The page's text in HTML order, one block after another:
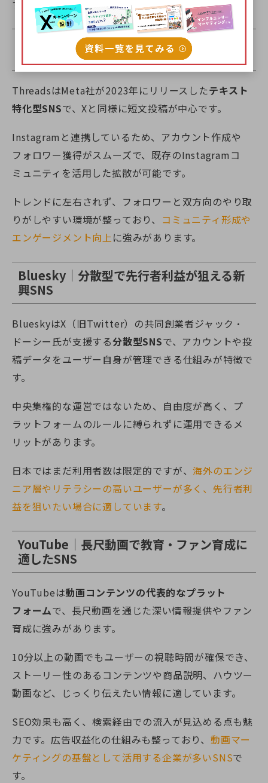
す。
Threads｜テキストベースでエンゲージメ
ントを高めやすいSNS
ThreadsはMeta社が2023年にリリースしたテキスト
特化型SNSで、Xと同様に短文投稿が中心です。
Instagramと連携しているため、アカウント作成や
フォロワー獲得がスムーズで、既存のInstagramコ
ミュニティを活用した拡散が可能です。
トレンドに左右されず、フォロワーと双方向のやり取
りがしやすい環境が整っており、 コミュニティ形成や
エンゲージメント向上に強みがあります。
Bluesky｜分散型で先行者利益が狙える新
興SNS
BlueskyはX（旧Twitter）の共同創業者ジャック・
ドーシー氏が支援する分散型SNSで、アカウントや投
稿データをユーザー自身が管理できる仕組みが特徴で
す。
中央集権的な運営ではないため、自由度が高く、プ
ラットフォームのルールに縛られずに運用できるメ
リットがあります。
日本ではまだ利用者数は限定的ですが、 海外のエンジ
ニア層やリテラシーの高いユーザーが多く、先行者利
益を狙いたい場合に適しています。
YouTube｜長尺動画で教育・ファン育成に
適したSNS
YouTubeは動画コンテンツの代表的なプラット
フォームで、長尺動画を通じた深い情報提供やファン
育成に強みがあります。
10分以上の動画でもユーザーの視聴時間が確保でき、
ストーリー性のあるコンテンツや商品説明、ハウツー
動画など、じっくり伝えたい情報に適しています。
SEO効果も高く、検索経由での流入が見込める点も魅
力です。広告収益化の仕組みも整っており、 動画マー
ケティングの基盤として活用する企業が多いSNSで
す。